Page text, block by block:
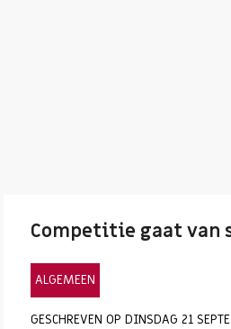
Competitie gaat van
ALGEMEEN
GESCHREVEN OP DINSDAG 21